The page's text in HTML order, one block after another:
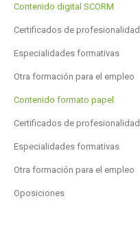
Contenido digital SCORM
Certificados de profesionalidad
Especialidades formativas
Otra formación para el empleo
Contenido formato papel
Certificados de profesionalidad
Especialidades formativas
Otra formación para el empleo
Oposiciones